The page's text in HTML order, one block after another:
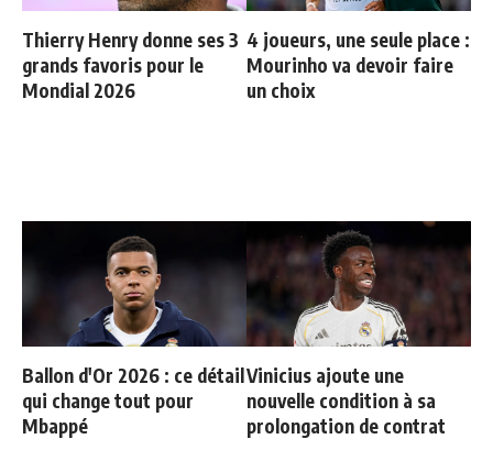
Thierry Henry donne ses 3
grands favoris pour le
Mondial 2026
4 joueurs, une seule place :
Mourinho va devoir faire
un choix
Ballon d'Or 2026 : ce détail
qui change tout pour
Mbappé
Vinicius ajoute une
nouvelle condition à sa
prolongation de contrat